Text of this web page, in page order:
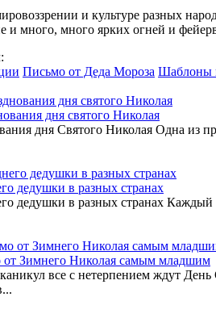
и культуре разных
и много, много ярких огней и
Письмо от Деда Мороза Шаблоны
дня святого Николая
дня Святого Николая Одна из
дедушки в разных странах
дедушки в разных странах Каждый
Зимнего Николая самым младшим
все с нетерпением ждут